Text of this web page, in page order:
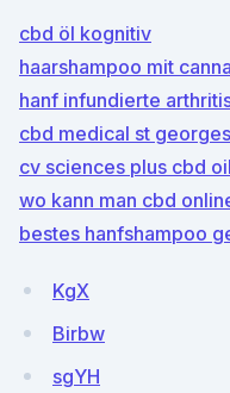
cbd öl kognitiv
haarshampoo mit
hanf infundierte
cbd medical st
cv sciences plus cbd
wo kann man cbd
bestes hanfshampoo
KgX
Birbw
sgYH